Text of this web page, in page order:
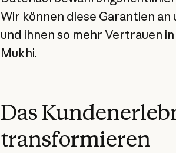
Wir können diese Garantien
und ihnen so mehr Vertrauen
Mukhi.
Das
transformieren